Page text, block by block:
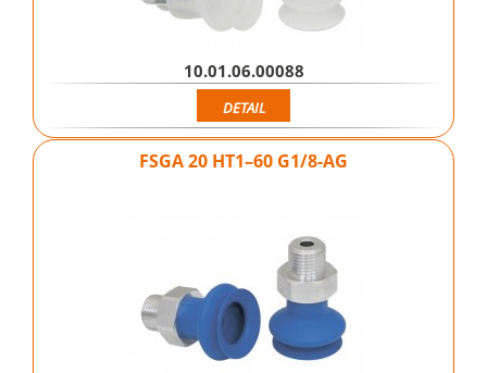
10.01.06.00088
DETAIL
FSGA 20 HT1–60 G1/8-AG